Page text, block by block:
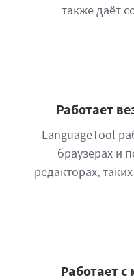
также даёт
Работает
LanguageTool
браузерах и
редакторах,
Работает